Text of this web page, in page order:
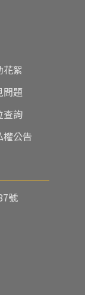
花絮
問題
查詢
權公告
號